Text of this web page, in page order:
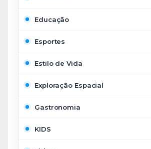
Educação
Esportes
Estilo de Vida
Exploração Espacial
Gastronomia
KIDS